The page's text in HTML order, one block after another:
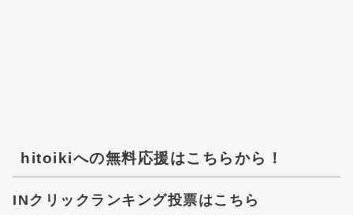
hitoikiへの無料応援はこちらから！
INクリックランキング投票はこちら